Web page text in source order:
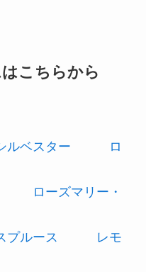
こちらから
ルベスター
ロ
ローズマリー・
プルース
レモ